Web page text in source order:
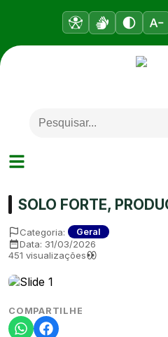
SOLO FORTE,
Categoria: Geral
Data: 31/03/2026
451 visualizações
COMPARTILHE